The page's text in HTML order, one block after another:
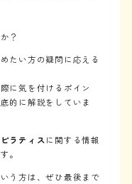
？
たい方の疑問に応える
に気を付けるポイン
的に解説をしていま
ラティスに関する情報
。
う方は、ぜひ最後まで